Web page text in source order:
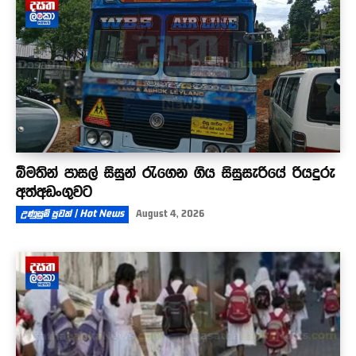
බීමතින් පාසල් සිසුන් රැගෙන ගිය සිසුසැරියේ රියදුරු
අත්අඩංගුවට
උණුසුම් පුවත් | Hot News August 4, 2026